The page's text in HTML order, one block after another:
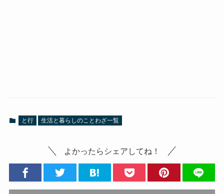
と行 生活と暮らしのことわざ一覧
よかったらシェアしてね！